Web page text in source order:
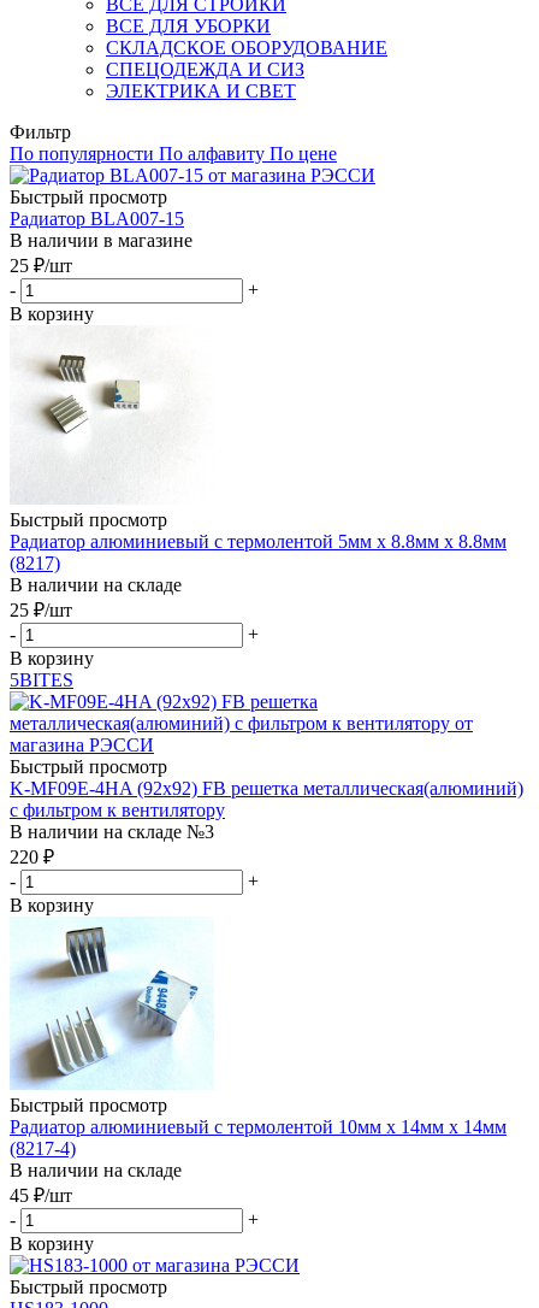
ВСЕ ДЛЯ УБОРКИ
СКЛАДСКОЕ ОБОРУДОВАНИЕ
СПЕЦОДЕЖДА И СИЗ
ЭЛЕКТРИКА И СВЕТ
Фильтр
По популярности По алфавиту По цене
Быстрый просмотр
Радиатор BLA007-15
В наличии в магазине
25 ₽/шт
-
+
В корзину
Быстрый просмотр
Радиатор алюминиевый с термолентой 5мм х 8.8мм х 8.8мм
(8217)
В наличии на складе
25 ₽/шт
-
+
В корзину
5BITES
Быстрый просмотр
K-MF09E-4HA (92х92) FB решетка металлическая(алюминий)
с фильтром к вентилятору
В наличии на складе №3
220 ₽
-
+
В корзину
Быстрый просмотр
Радиатор алюминиевый с термолентой 10мм х 14мм х 14мм
(8217-4)
В наличии на складе
45 ₽/шт
-
+
В корзину
Быстрый просмотр